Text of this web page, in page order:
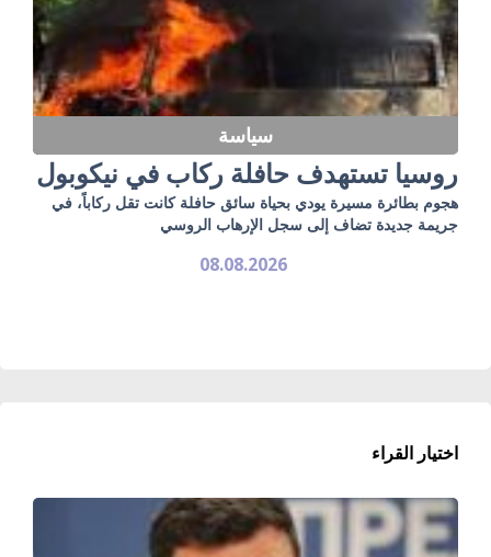
سياسة
روسيا تستهدف حافلة ركاب في نيكوبول
هجوم بطائرة مسيرة يودي بحياة سائق حافلة كانت تقل ركاباً، في
جريمة جديدة تضاف إلى سجل الإرهاب الروسي
08.08.2026
اختيار القراء